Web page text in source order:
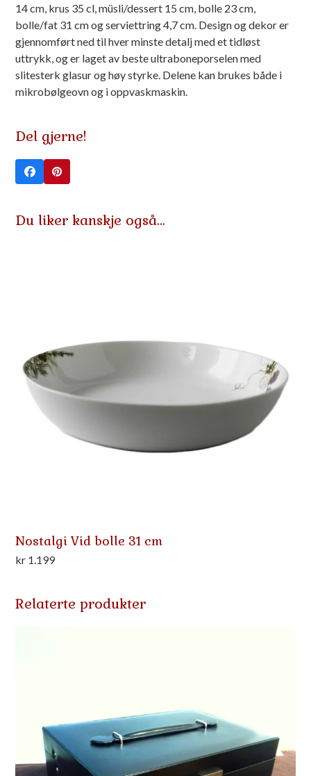
14 cm, krus 35 cl, müsli/dessert 15 cm, bolle 23 cm,
bolle/fat 31 cm og serviettring 4,7 cm. Design og dekor er
gjennomført ned til hver minste detalj med et tidløst
uttrykk, og er laget av beste ultraboneporselen med
slitesterk glasur og høy styrke. Delene kan brukes både i
mikrobølgeovn og i oppvaskmaskin.
Del gjerne!
Du liker kanskje også…
Nostalgi Vid bolle 31 cm
kr 1.199
Relaterte produkter